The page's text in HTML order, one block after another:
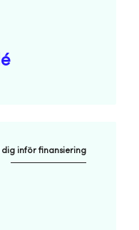
dig inför finansiering